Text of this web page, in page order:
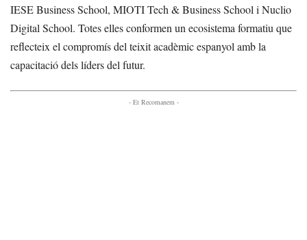
IESE Business School, MIOTI Tech & Business School i Nuclio
Digital School. Totes elles conformen un ecosistema formatiu que
reflecteix el compromís del teixit acadèmic espanyol amb la
capacitació dels líders del futur.
- Et Recomanem -